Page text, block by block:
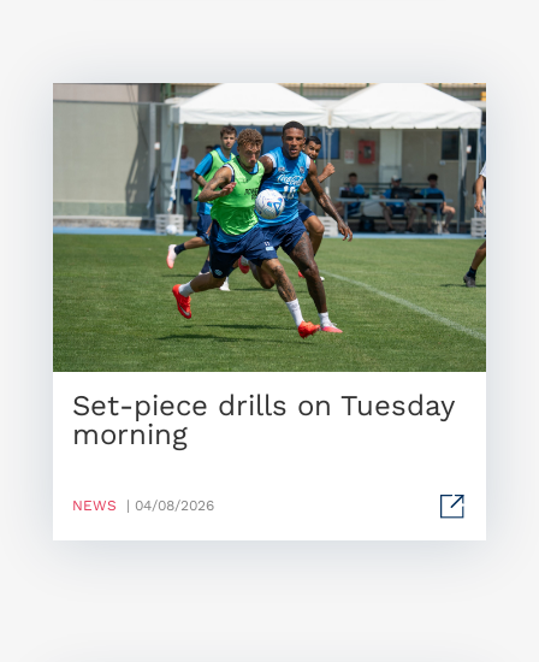
Set-piece drills on Tuesday
morning
NEWS | 04/08/2026